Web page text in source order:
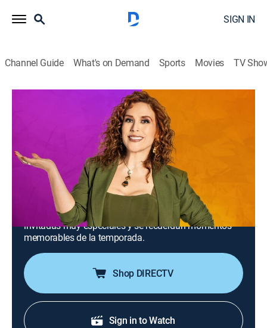
SIGN IN
Channel Guide What's on Demand Sports Movies TV
Juego de voces, de tal palo tal astilla
S3 E8 | Juego de voces, de tal palo tal
1h 26m Game show, Entertainment, Music
|2026
Por fin se sabrá quién es el equipo que se llevará la
victoria y, por si fuera poco, también se festeja a las
mamás. Las sorpresas no terminan, pues llegan
invitadas muy especiales y se recuerdan momentos
memorables de la temporada.
Shop DIRECTV
Sign in to Watch